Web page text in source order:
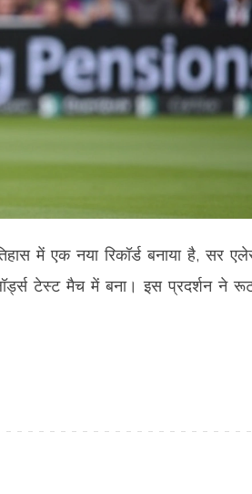
में एक नया रिकॉर्ड बनाया है, सर
टेस्ट मैच में बना। इस प्रदर्शन ने